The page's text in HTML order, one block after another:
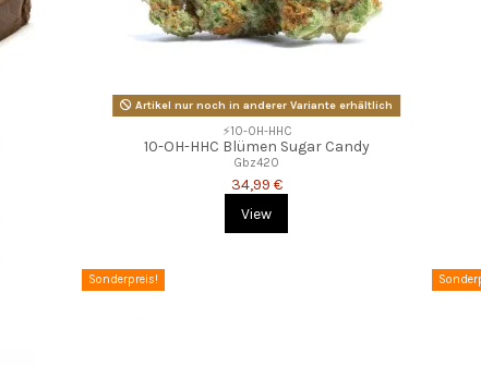
Artikel nur noch in anderer Variante erhältlich
⚡10-OH-HHC
10-OH-HHC Blümen Sugar Candy
Gbz420
34,99 €
View
Sonderpreis!